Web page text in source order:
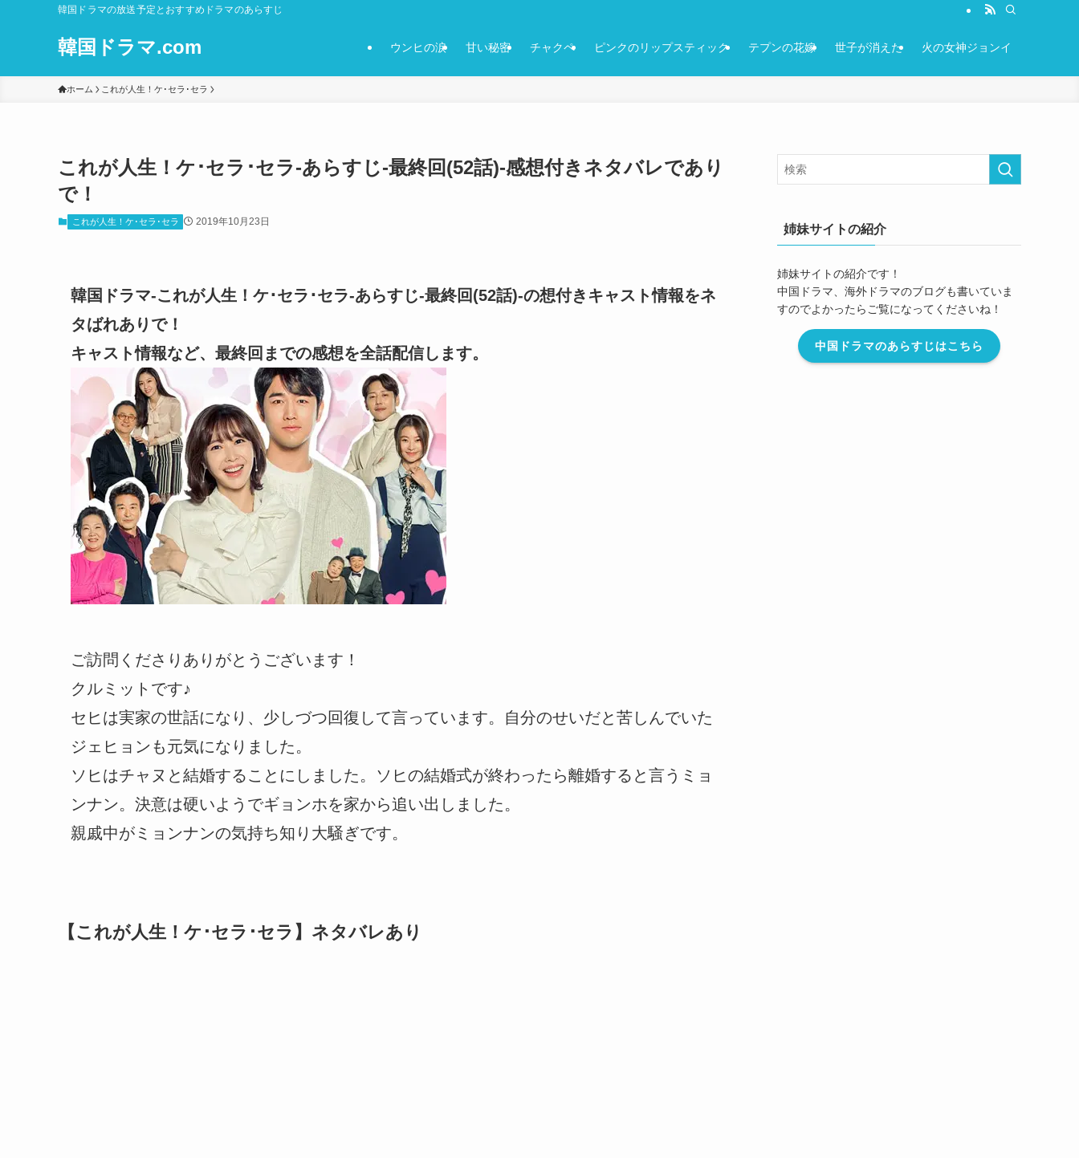
韓国ドラマの放送予定とおすすめドラマのあらすじ
韓国ドラマ.com ウンヒの涙 甘い秘密 チャクペ ピンクのリップスティック テプンの花嫁 世子が消えた 火の女神ジョンイ
ホーム これが人生！ケ･セラ･セラ
これが人生！ケ･セラ･セラ-あらすじ-最終回(52話)-感想付きネタバレであり
で！
これが人生！ケ･セラ･セラ 2019年10月23日
韓国ドラマ-これが人生！ケ･セラ･セラ-あらすじ-最終回(52話)-の想付きキャスト情報をネ
タばれありで！
キャスト情報など、最終回までの感想を全話配信します。
ご訪問くださりありがとうございます！
クルミットです♪
セヒは実家の世話になり、少しづつ回復して言っています。自分のせいだと苦しんでいた
ジェヒョンも元気になりました。
ソヒはチャヌと結婚することにしました。ソヒの結婚式が終わったら離婚すると言うミョ
ンナン。決意は硬いようでギョンホを家から追い出しました。
親戚中がミョンナンの気持ち知り大騒ぎです。
【これが人生！ケ･セラ･セラ】ネタバレあり
姉妹サイトの紹介
姉妹サイトの紹介です！
中国ドラマ、海外ドラマのブログも書いていま
すのでよかったらご覧になってくださいね！
中国ドラマのあらすじはこちら